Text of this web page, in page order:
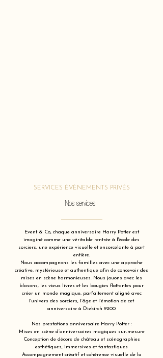
SERVICES ÉVÈNEMENTS PRIVÉS
Nos services
Event & Co, chaque anniversaire Harry Potter est
imaginé comme une véritable rentrée à l'école des
sorciers, une expérience visuelle et ensorcelante à part
entière.
Nous accompagnons les familles avec une approche
créative, mystérieuse et authentique afin de concevoir des
mises en scène harmonieuses. Nous jouons avec les
blasons, les vieux livres et les bougies flottantes pour
créer un monde magique, parfaitement aligné avec
l'univers des sorciers, l’âge et l’émotion de cet
anniversaire à Diekirch 9200
Nos prestations anniversaire Harry Potter :
Mises en scène d’anniversaires magiques sur-mesure
Conception de décors de château et scénographies
esthétiques, immersives et fantastiques
Accompagnement créatif et cohérence visuelle de la